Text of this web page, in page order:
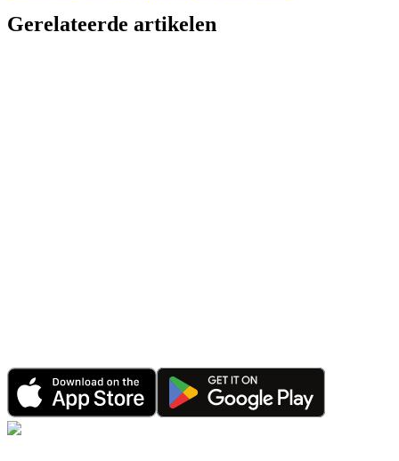
Gerelateerde artikelen
1 jun 2026•4 minuten lezen